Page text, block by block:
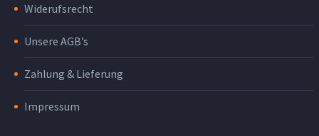
Widerufsrecht
Unsere AGB’s
Zahlung & Lieferung
Impressum